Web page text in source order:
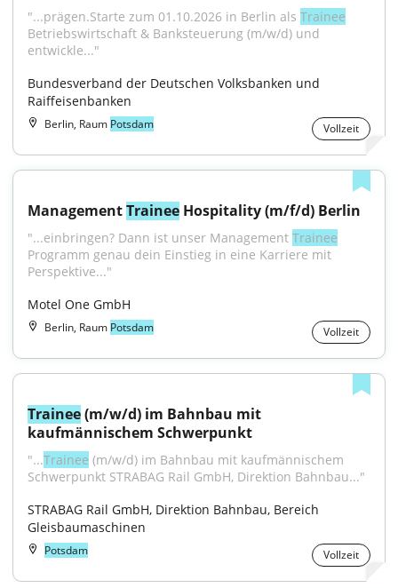
"...prägen.Starte zum 01.10.2026 in Berlin als Trainee
Betriebswirtschaft & Banksteuerung (m/w/d) und
entwickle..."
Bundesverband der Deutschen Volksbanken und
Raiffeisenbanken
Berlin, Raum Potsdam Vollzeit
Management Trainee Hospitality (m/f/d) Berlin
"...einbringen? Dann ist unser Management Trainee
Programm genau dein Einstieg in eine Karriere mit
Perspektive..."
Motel One GmbH
Berlin, Raum Potsdam Vollzeit
Trainee (m/w/d) im Bahnbau mit
kaufmännischem Schwerpunkt
"...Trainee (m/w/d) im Bahnbau mit kaufmännischem
Schwerpunkt STRABAG Rail GmbH, Direktion Bahnbau..."
STRABAG Rail GmbH, Direktion Bahnbau, Bereich
Gleisbaumaschinen
Potsdam Vollzeit